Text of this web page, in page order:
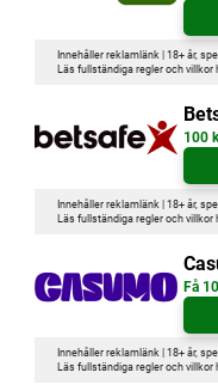
Innehåller reklamlänk | 18+ år,
Läs fullständiga regler och villkor
100
Innehåller reklamlänk | 18+ år,
Läs fullständiga regler och villkor
Få
Innehåller reklamlänk | 18+ år,
Läs fullständiga regler och villkor